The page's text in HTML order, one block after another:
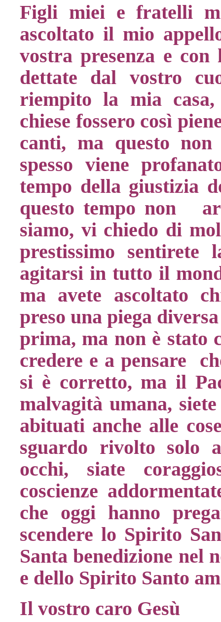
Figli miei e fratelli
ascoltato il mio
vostra presenza e con
dettate dal vostro
riempito la mia
chiese fossero così
canti, ma questo
spesso viene
tempo della giustizia
questo tempo non
siamo, vi chiedo di
prestissimo
agitarsi in tutto il
ma avete ascoltato
preso una piega
prima, ma non è stato
credere e a pensare
si è corretto, ma il
malvagità umana,
abituati anche alle
sguardo rivolto solo
occhi, siate
coscienze
che oggi hanno
scendere lo Spirito
Santa benedizione nel
e dello Spirito Santo
Il vostro caro Gesù